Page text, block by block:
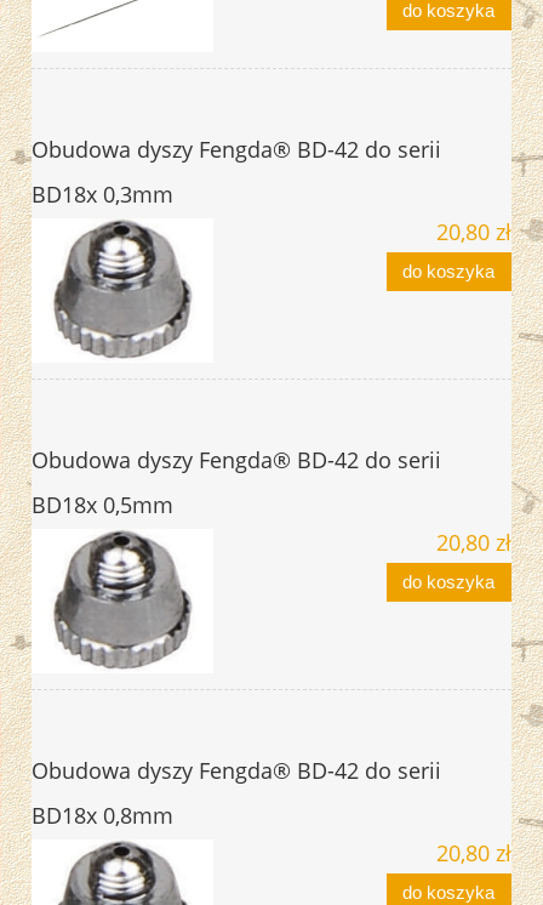
do koszyka
Obudowa dyszy Fengda® BD-42 do serii
BD18x 0,3mm
20,80 zł
do koszyka
Obudowa dyszy Fengda® BD-42 do serii
BD18x 0,5mm
20,80 zł
do koszyka
Obudowa dyszy Fengda® BD-42 do serii
BD18x 0,8mm
20,80 zł
do koszyka